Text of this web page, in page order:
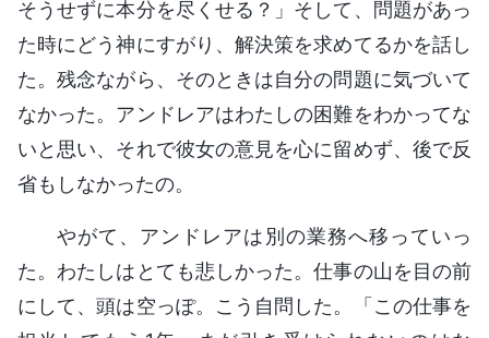
そうせずに本分を尽くせる？」そして、問題があっ
た時にどう神にすがり、解決策を求めてるかを話し
た。残念ながら、そのときは自分の問題に気づいて
なかった。アンドレアはわたしの困難をわかってな
いと思い、それで彼女の意見を心に留めず、後で反
省もしなかったの。
やがて、アンドレアは別の業務へ移っていっ
た。わたしはとても悲しかった。仕事の山を目の前
にして、頭は空っぽ。こう自問した。「この仕事を